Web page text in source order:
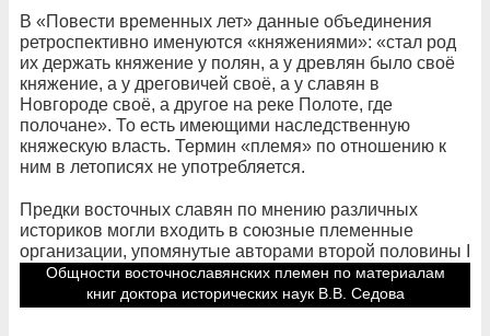
В «Повести временных лет» данные объединения
ретроспективно именуются «княжениями»: «стал род
их держать княжение у полян, а у древлян было своё
княжение, а у дреговичей своё, а у славян в
Новгороде своё, а другое на реке Полоте, где
полочане». То есть имеющими наследственную
княжескую власть. Термин «племя» по отношению к
ним в летописях не употребляется.
Предки восточных славян по мнению различных
историков могли входить в союзные племенные
организации, упомянутые авторами второй половины I
тыс. до н.э. – первой половины I тыс. н.э.
Общности восточнославянских племен по материалам
книг доктора исторических наук В.В. Седова